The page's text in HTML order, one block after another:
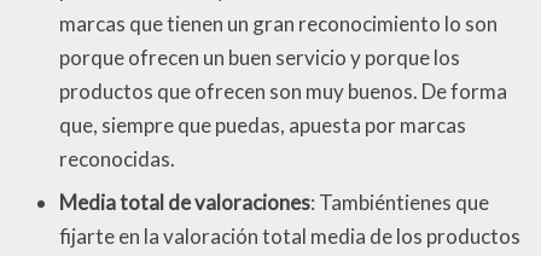
marcas que tienen un gran reconocimiento lo son
porque ofrecen un buen servicio y porque los
productos que ofrecen son muy buenos. De forma
que, siempre que puedas, apuesta por marcas
reconocidas.
Media total de valoraciones: Tambiéntienes que
fijarte en la valoración total media de los productos